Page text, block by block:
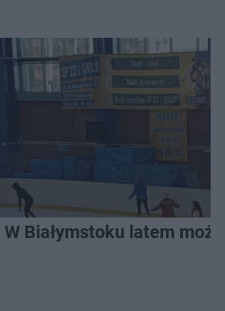
Białymstoku latem